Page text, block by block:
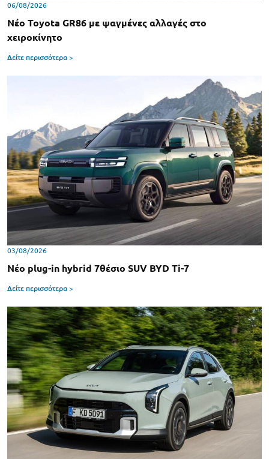
06/08/2026
Νέο Toyota GR86 με ψαγμένες αλλαγές στο
χειροκίνητο
Δείτε περισσότερα >
03/08/2026
Νέο plug-in hybrid 7θέσιο SUV BYD Ti-7
Δείτε περισσότερα >